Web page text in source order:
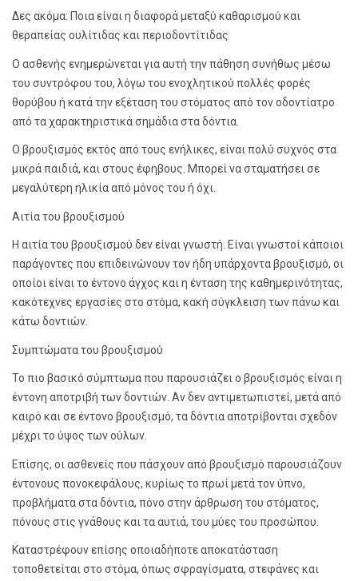
Δες ακόμα: Ποια είναι η διαφορά μεταξύ καθαρισμού και
θεραπείας ουλίτιδας και περιοδοντίτιδας
Ο ασθενής ενημερώνεται για αυτή την πάθηση συνήθως μέσω
του συντρόφου του, λόγω του ενοχλητικού πολλές φορές
θορύβου ή κατά την εξέταση του στόματος από τον οδοντίατρο
από τα χαρακτηριστικά σημάδια στα δόντια.
Ο βρουξισμός εκτός από τους ενήλικες, είναι πολύ συχνός στα
μικρά παιδιά, και στους έφηβους. Μπορεί να σταματήσει σε
μεγαλύτερη ηλικία από μόνος του ή όχι.
Αιτία του βρουξισμού
Η αιτία του βρουξισμού δεν είναι γνωστή. Είναι γνωστοί κάποιοι
παράγοντες που επιδεινώνουν τον ήδη υπάρχοντα βρουξισμό, οι
οποίοι είναι το έντονο άγχος και η ένταση της καθημερινότητας,
κακότεχνες εργασίες στο στόμα, κακή σύγκλειση των πάνω και
κάτω δοντιών.
Συμπτώματα του βρουξισμού
Το πιο βασικό σύμπτωμα που παρουσιάζει ο βρουξισμός είναι η
έντονη αποτριβή των δοντιών. Αν δεν αντιμετωπιστεί, μετά από
καιρό και σε έντονο βρουξισμό, τα δόντια αποτρίβονται σχεδόν
μέχρι το ύψος των ούλων.
Επίσης, οι ασθενείς που πάσχουν από βρουξισμό παρουσιάζουν
έντονους πονοκεφάλους, κυρίως το πρωί μετά τον ύπνο,
προβλήματα στα δόντια, πόνο στην άρθρωση του στόματος,
πόνους στις γνάθους και τα αυτιά, του μύες του προσώπου.
Καταστρέφουν επίσης οποιαδήποτε αποκατάσταση
τοποθετείται στο στόμα, όπως σφραγίσματα, στεφάνες και